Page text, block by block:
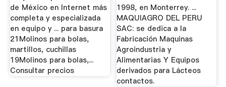
de México en Internet más
completa y especializada
en equipo y ... para basura
21Molinos para bolas,
martillos, cuchillas
19Molinos para bolas,...
Consultar precios
1998, en Monterrey. ...
MAQUIAGRO DEL PERU
SAC: se dedica a la
Fabricación Maquinas
Agroindustria y
Alimentarias Y Equipos
derivados para Lácteos
contactos.